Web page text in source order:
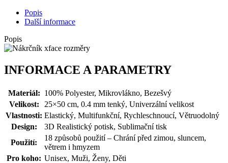
Popis
Další informace
Popis
INFORMACE A PARAMETRY
Materiál: 100% Polyester, Mikrovlákno, Bezešvý
Velikost:
25×50 cm, 0.4 mm tenký, Univerzální velikost
Vlastnosti: Elastický, Multifunkční, Rychleschnoucí, Větruodolný
Design:
3D Realistický potisk, Sublimační tisk
Použití:
18 způsobů použití – Chrání před zimou, sluncem,
větrem i hmyzem
Pro koho: Unisex, Muži, Ženy, Děti